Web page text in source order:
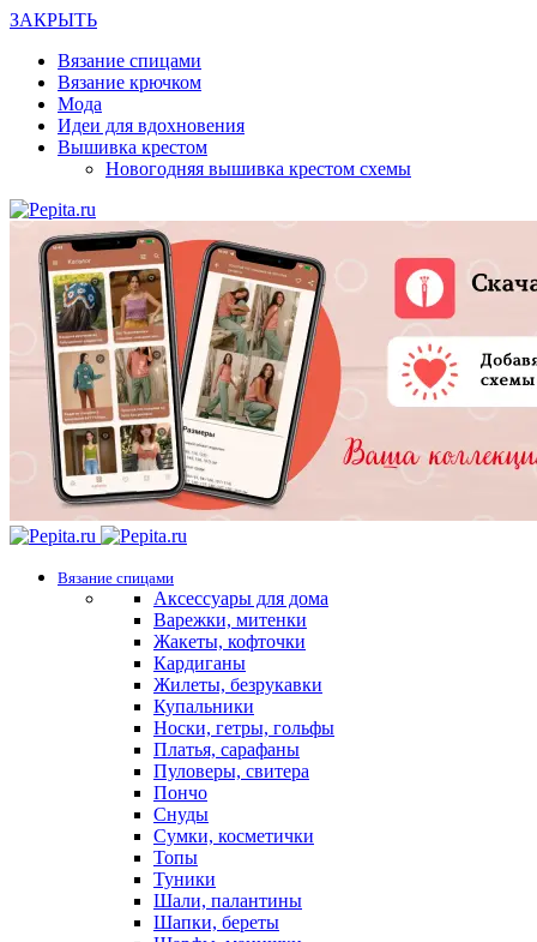
ЗАКРЫТЬ
Вязание спицами
Вязание крючком
Мода
Идеи для вдохновения
Вышивка крестом
Новогодняя вышивка крестом схемы
Вязание спицами
Аксессуары для дома
Варежки, митенки
Жакеты, кофточки
Кардиганы
Жилеты, безрукавки
Купальники
Носки, гетры, гольфы
Платья, сарафаны
Пуловеры, свитера
Пончо
Снуды
Сумки, косметички
Топы
Туники
Шали, палантины
Шапки, береты